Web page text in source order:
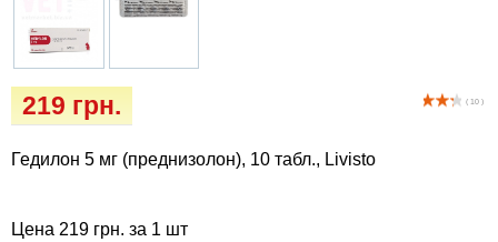
( 10 )
219 грн.
Гедилон 5 мг (преднизолон), 10 табл., Livisto
Цена 219 грн. за 1 шт
Ласощі та корма
Vet Diet Canine Wet - ветеринарные диеты
для собак
Лежаки, будиночки, охолоджуючи